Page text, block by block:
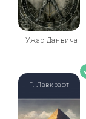
Ужас Данвича
Г. Лавкрафт